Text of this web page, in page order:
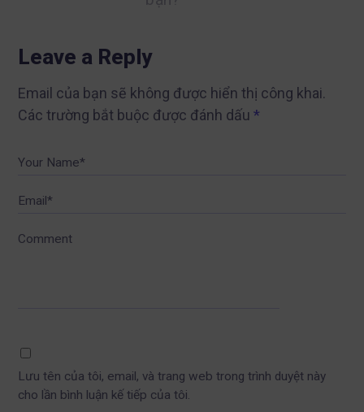
Leave a Reply
Email của bạn sẽ không được hiển thị công khai.
Các trường bắt buộc được đánh dấu*
Your Name*
Email*
Comment
Lưu tên của tôi, email, và trang web trong trình duyệt này
cho lần bình luận kế tiếp của tôi.